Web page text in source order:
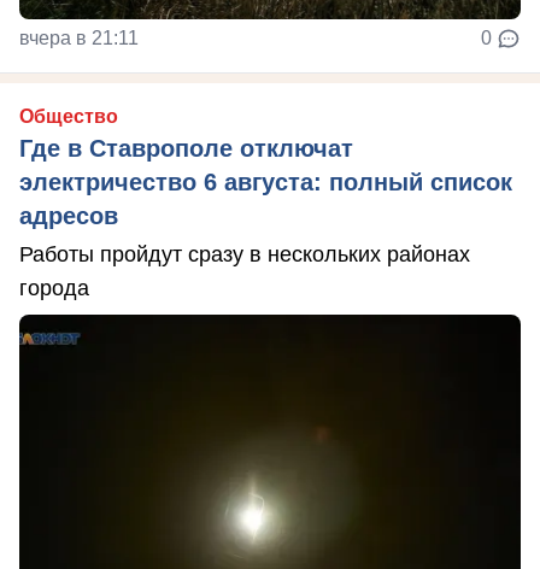
вчера в 21:11 0
Общество
Где в Ставрополе отключат
электричество 6 августа: полный список
адресов
Работы пройдут сразу в нескольких районах
города